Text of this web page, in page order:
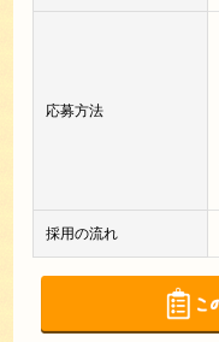
応募方法
採用の流れ